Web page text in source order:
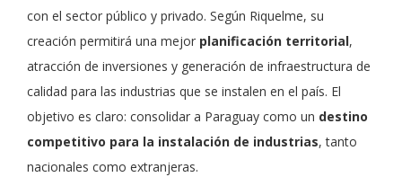
con el sector público y privado. Según Riquelme, su
creación permitirá una mejor planificación territorial,
atracción de inversiones y generación de infraestructura de
calidad para las industrias que se instalen en el país. El
objetivo es claro: consolidar a Paraguay como un destino
competitivo para la instalación de industrias, tanto
nacionales como extranjeras.